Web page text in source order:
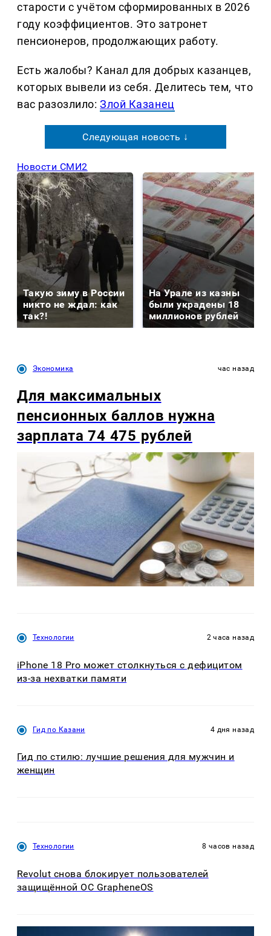
старости с учётом сформированных в 2026
году коэффициентов. Это затронет
пенсионеров, продолжающих работу.
Есть жалобы? Канал для добрых казанцев,
которых вывели из себя. Делитеcь тем, что
вас разозлило:Злой Казанец
Следующая новость ↓
Новости СМИ2
Такую зиму в России
никто не ждал: как
так?!
На Урале из казны
были украдены 18
миллионов рублей
Экономика час назад
Для максимальных
пенсионных баллов нужна
зарплата 74 475 рублей
Технологии 2 часа назад
iPhone 18 Pro может столкнуться с дефицитом
из-за нехватки памяти
Гид по Казани 4 дня назад
Гид по стилю: лучшие решения для мужчин и
женщин
Технологии 8 часов назад
Revolut снова блокирует пользователей
защищённой ОС GrapheneOS